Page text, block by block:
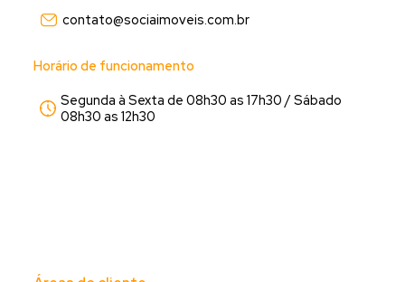
contato@sociaimoveis.com.br
Horário de funcionamento
Segunda à Sexta de 08h30 as 17h30 / Sábado
08h30 as 12h30